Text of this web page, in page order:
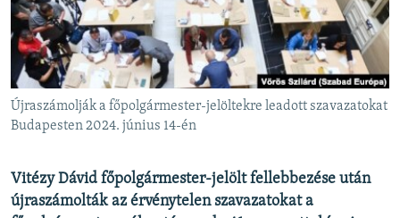
EURÓPAI UNIÓ
VILÁG
KLÍMAVÁLTOZÁS
A MÚLT TANULSÁGAI
Újraszámolják a főpolgármester-jelöltekre leadott szavazatokat
Budapesten 2024. június 14-én
Vitézy Dávid főpolgármester-jelölt fellebbezése után
újraszámolták az érvénytelen szavazatokat a